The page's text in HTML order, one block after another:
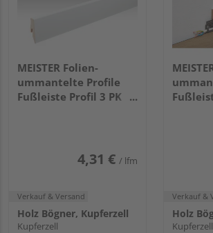
MEISTER Folien-
ummantelte Profile
Fußleiste Profil 3 PK
4,31 € / lfm
Verkauf & Versand
Holz Bögner, Kupferzell
Kupferzell
Verkauf &
Holz
Kupferzell